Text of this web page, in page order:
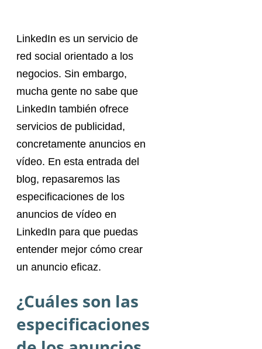
LinkedIn es un servicio de
red social orientado a los
negocios. Sin embargo,
mucha gente no sabe que
LinkedIn también ofrece
servicios de publicidad,
concretamente anuncios en
vídeo. En esta entrada del
blog, repasaremos las
especificaciones de los
anuncios de vídeo en
LinkedIn para que puedas
entender mejor cómo crear
un anuncio eficaz.
¿Cuáles son las
especificaciones